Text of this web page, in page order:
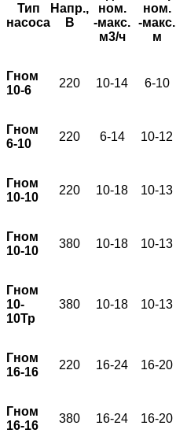
Тип
насоса
Напр.,
В
ном.
-макс.
м3/ч
ном.
-макс.
м
Гном
10-6
220 10-14 6-10
Гном
6-10
220 6-14 10-12
Гном
10-10
220 10-18 10-13
Гном
10-10
380 10-18 10-13
Гном
10-
10Тр
380 10-18 10-13
Гном
16-16
220 16-24 16-20
Гном
16-16
380 16-24 16-20